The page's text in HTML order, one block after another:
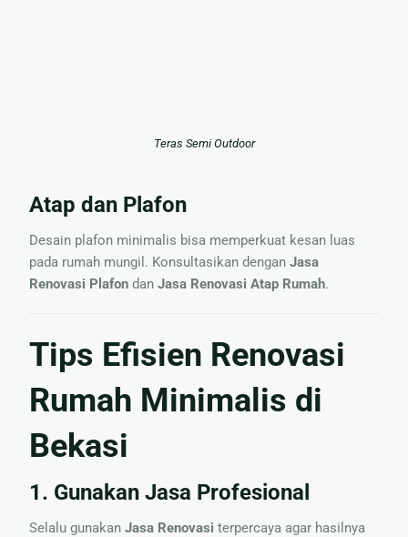
Teras Semi Outdoor
Atap dan Plafon
Desain plafon minimalis bisa memperkuat kesan luas
pada rumah mungil. Konsultasikan denganJasa
Renovasi Plafon danJasa Renovasi Atap Rumah.
Tips Efisien Renovasi
Rumah Minimalis di
Bekasi
1. Gunakan Jasa Profesional
Selalu gunakanJasa Renovasi terpercaya agar hasilnya